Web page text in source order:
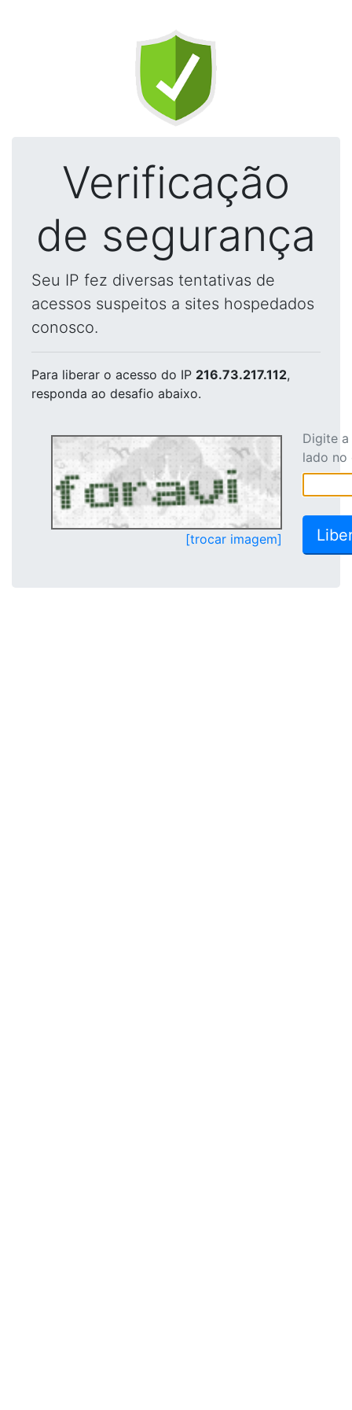
Verificação
de segurança
Seu IP fez diversas tentativas de
acessos suspeitos a sites hospedados
conosco.
Para liberar o acesso do IP 216.73.217.112,
responda ao desafio abaixo.
[trocar imagem]
Digite
lado no